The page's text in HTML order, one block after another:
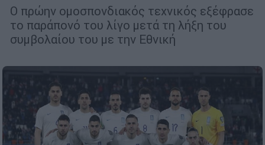
Ο πρώην ομοσπονδιακός τεχνικός εξέφρασε
το παράπονό του λίγο μετά τη λήξη του
συμβολαίου του με την Εθνική